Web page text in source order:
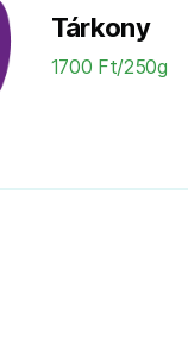
Tárkony
1700 Ft/250g